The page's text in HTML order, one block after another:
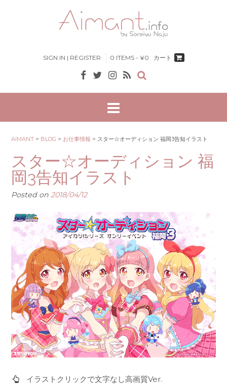
SIGN IN | REGISTER 0 ITEMS - ¥0 カート
AIMANT > BLOG > お仕事情報 > スター☆オーディション 福岡3告知イラスト
スター☆オーディション 福
岡3告知イラスト
Posted on 2018/04/12
イラストクリックで文字なし高画質Ver.